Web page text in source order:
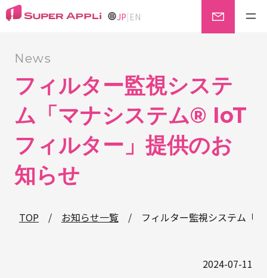
JP| EN
News
フィルター監視システ
ム「マナシステム® IoT
フィルター」提供のお
知らせ
TOP / お知らせ一覧 / フィルター監視システム「
2024-07-11